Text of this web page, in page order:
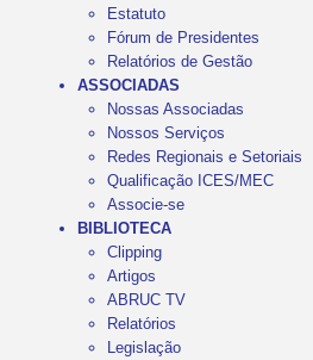
Estatuto
Fórum de Presidentes
Relatórios de Gestão
ASSOCIADAS
Nossas Associadas
Nossos Serviços
Redes Regionais e Setoriais
Qualificação ICES/MEC
Associe-se
BIBLIOTECA
Clipping
Artigos
ABRUC TV
Relatórios
Legislação